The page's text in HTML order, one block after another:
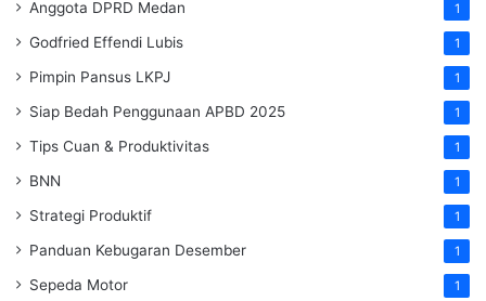
Anggota DPRD Medan 1
Godfried Effendi Lubis 1
Pimpin Pansus LKPJ 1
Siap Bedah Penggunaan APBD 2025 1
Tips Cuan & Produktivitas 1
BNN 1
Strategi Produktif 1
Panduan Kebugaran Desember 1
Sepeda Motor 1